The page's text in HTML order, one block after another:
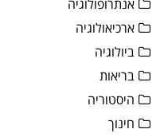
אנתרופולוגיה
ארכיאולוגיה
ביולוגיה
בריאות
היסטוריה
חינוך